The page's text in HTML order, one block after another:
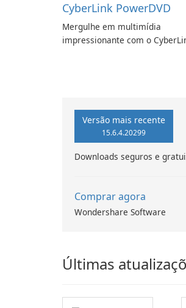
CyberLink PowerDVD
Mergulhe em multimídia
impressionante com o
Versão mais recente
15.6.4.20299
Downloads seguros e
Comprar agora
Wondershare Software
Últimas